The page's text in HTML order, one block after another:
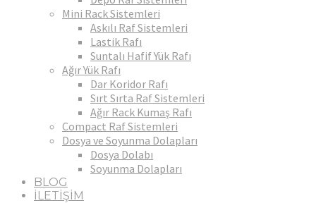
Mini Rack Sistemleri
Askılı Raf Sistemleri
Lastik Rafı
Suntalı Hafif Yük Rafı
Ağır Yük Rafı
Dar Koridor Rafı
Sırt Sırta Raf Sistemleri
Ağır Rack Kumaş Rafı
Compact Raf Sistemleri
Dosya ve Soyunma Dolapları
Dosya Dolabı
Soyunma Dolapları
BLOG
İLETİŞİM